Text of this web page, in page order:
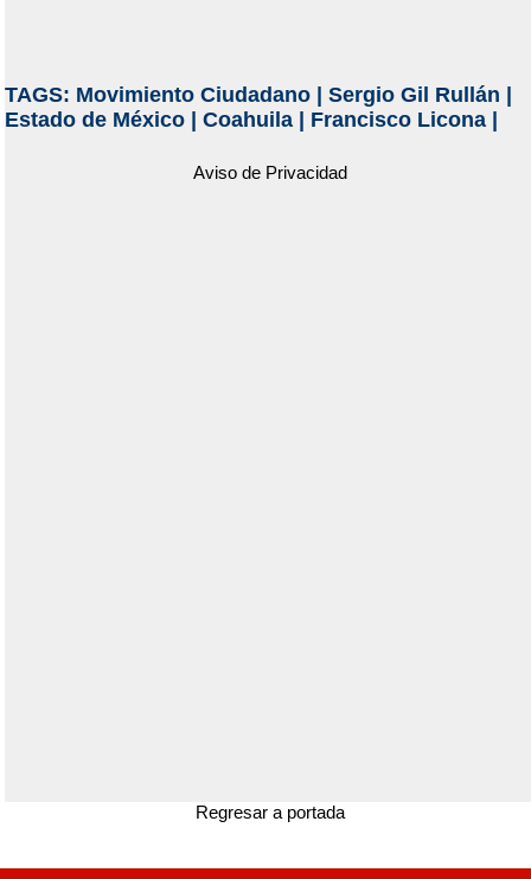
TAGS: Movimiento Ciudadano| Sergio Gil Rullán
Estado de México| Coahuila| Francisco Licona|
Aviso de Privacidad
Regresar a portada